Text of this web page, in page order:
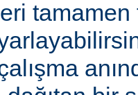
tamamen